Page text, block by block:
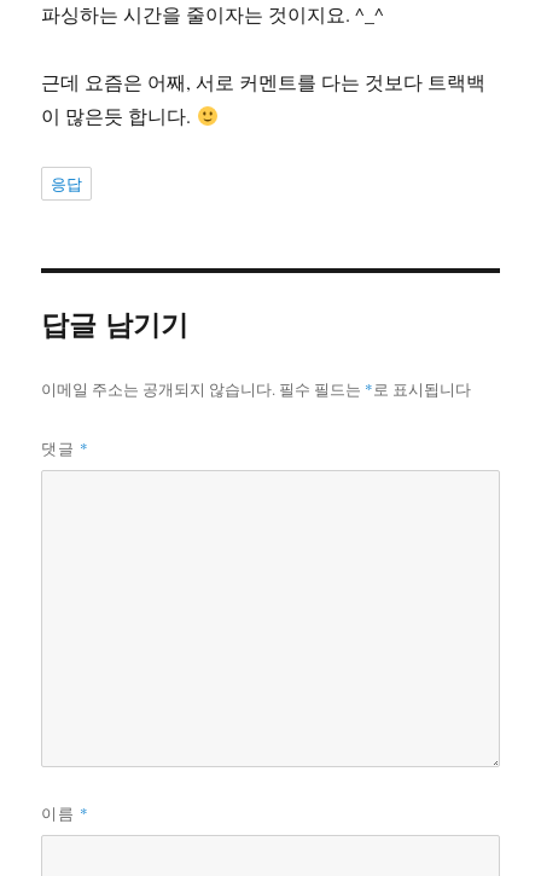
파싱하는 시간을 줄이자는 것이지요. ^_^
근데 요즘은 어째, 서로 커멘트를 다는 것보다 트랙백
이 많은듯 합니다.
응답
답글 남기기
이메일 주소는 공개되지 않습니다. 필수 필드는 *로 표시됩니다
댓글 *
이름 *